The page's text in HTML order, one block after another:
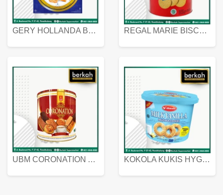
GERY HOLLANDA BUTTER COOKIES 450 GRAM REGAL MARIE BISCUIT KALENG 550 GRAM
UBM CORONATION ASSORTED BISKUIT KALENG 450 GRAM KOKOLA KUKIS HYGIENIC MILK VANILLA PACK 320 GR